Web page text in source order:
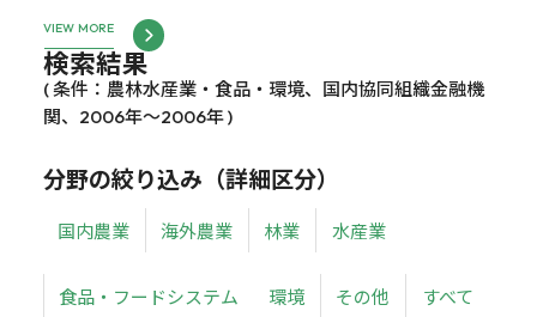
VIEW MORE
検索結果
( 条件：農林水産業・食品・環境、国内協同組織金融機
関、2006年～2006年 )
分野の絞り込み（詳細区分）
国内農業 海外農業 林業 水産業
食品・フードシステム 環境 その他 すべて